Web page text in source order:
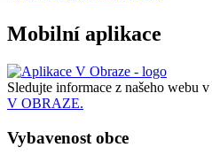
Mobilní aplikace
Sledujte informace z našeho webu v
V OBRAZE.
Vybavenost obce